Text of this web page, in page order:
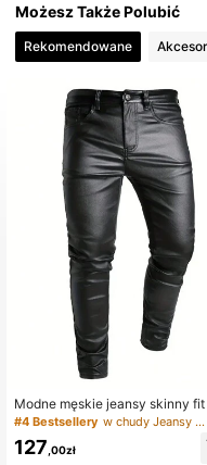
4,38
4,38
4,38
4,38
4,38
Możesz Także Polubić
Rekomendowane
Modne męskie jeansy skinny fit
astycznej skóry syntetycznej
#4 Bestsellery w chudy Jeansy męskie
127 ,00zł